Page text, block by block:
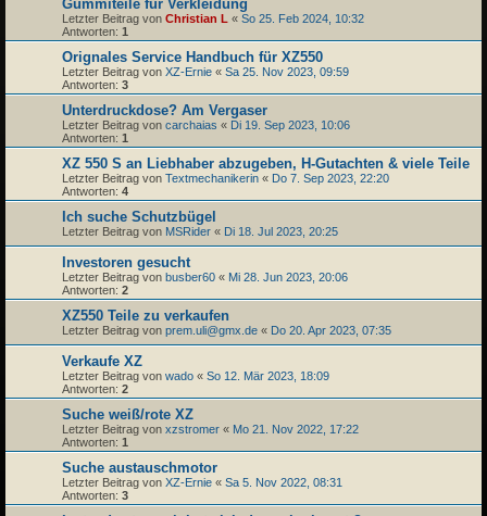
Gummiteile für Verkleidung
Letzter Beitrag von Christian L « So 25. Feb 2024, 10:32
Antworten: 1
Orignales Service Handbuch für XZ550
Letzter Beitrag von XZ-Ernie « Sa 25. Nov 2023, 09:59
Antworten: 3
Unterdruckdose? Am Vergaser
Letzter Beitrag von carchaias « Di 19. Sep 2023, 10:06
Antworten: 1
XZ 550 S an Liebhaber abzugeben, H-Gutachten & viele Teile
Letzter Beitrag von Textmechanikerin « Do 7. Sep 2023, 22:20
Antworten: 4
Ich suche Schutzbügel
Letzter Beitrag von MSRider « Di 18. Jul 2023, 20:25
Investoren gesucht
Letzter Beitrag von busber60 « Mi 28. Jun 2023, 20:06
Antworten: 2
XZ550 Teile zu verkaufen
Letzter Beitrag von prem.uli@gmx.de « Do 20. Apr 2023, 07:35
Verkaufe XZ
Letzter Beitrag von wado « So 12. Mär 2023, 18:09
Antworten: 2
Suche weiß/rote XZ
Letzter Beitrag von xzstromer « Mo 21. Nov 2022, 17:22
Antworten: 1
Suche austauschmotor
Letzter Beitrag von XZ-Ernie « Sa 5. Nov 2022, 08:31
Antworten: 3